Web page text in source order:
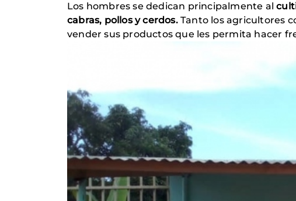
Los hombres se dedican principalmente al
cabras, pollos y cerdos.Tanto los agricultores
vender sus productos que les permita hacer